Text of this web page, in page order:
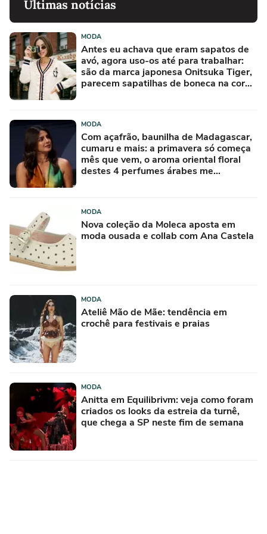
Últimas notícias
MODA
Antes eu achava que eram sapatos de
avó, agora uso-os até para trabalhar:
são da marca japonesa Onitsuka Tiger,
parecem sapatilhas de boneca na cor
MODA
Com açafrão, baunilha de Madagascar,
cumaru e mais: a primavera só começa
mês que vem, o aroma oriental floral
destes 4 perfumes árabes me
MODA
Nova coleção da Moleca aposta em
moda ousada e collab com Ana Castela
MODA
Ateliê Mão de Mãe: tendência em
crochê para festivais e praias
MODA
Anitta em Equilibrivm: veja como foram
criados os looks da estreia da turnê,
que chega a SP neste fim de semana